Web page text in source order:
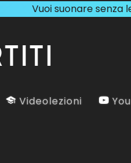
Vuoi suonare senza
Videolezioni